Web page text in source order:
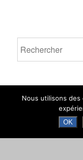
MAIRIE DE NAY
Place de la
Nous utilisons des
OK